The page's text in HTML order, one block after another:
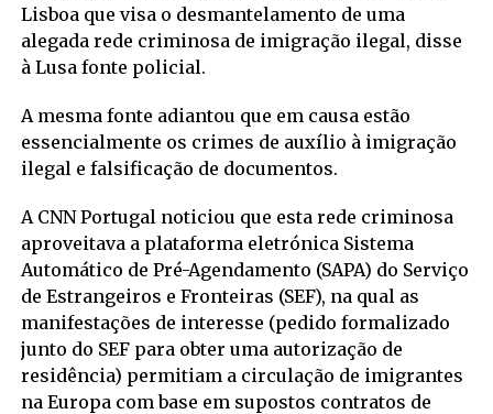
Lisboa que visa o desmantelamento de uma
alegada rede criminosa de imigração ilegal, disse
à Lusa fonte policial.
A mesma fonte adiantou que em causa estão
essencialmente os crimes de auxílio à imigração
ilegal e falsificação de documentos.
A CNN Portugal noticiou que esta rede criminosa
aproveitava a plataforma eletrónica Sistema
Automático de Pré-Agendamento (SAPA) do Serviço
de Estrangeiros e Fronteiras (SEF), na qual as
manifestações de interesse (pedido formalizado
junto do SEF para obter uma autorização de
residência) permitiam a circulação de imigrantes
na Europa com base em supostos contratos de